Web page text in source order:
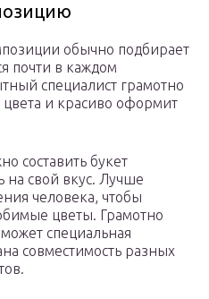
обычно подбирает
почти в каждом
специалист грамотно
и красиво оформит
составить букет
на свой вкус. Лучше
человека, чтобы
цветы. Грамотно
специальная
совместимость разных